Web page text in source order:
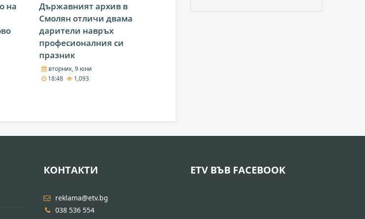
на
Държавният архив в
Смолян отличи двама
дарители навръх
професионалния си
празник
вторник, 9 юни
18:48
1,093
КОНТАКТИ
reklama@etv.bg
038 536 554
ETV ВЪВ FACEBOOK